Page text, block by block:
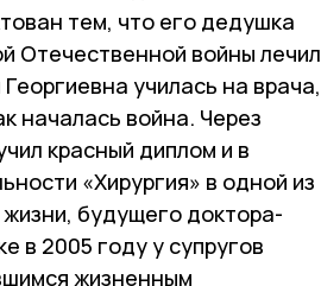
тем, что его дедушка
Отечественной войны лечил
училась на врача,
началась война. Через
красный диплом и в
«Хирургия» в одной из
будущего доктора-
в 2005 году у супругов
жизненным